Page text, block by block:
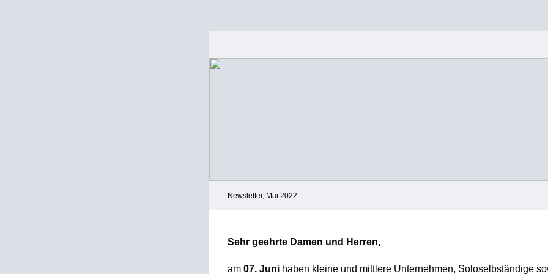
Newsletter, Mai 2022
Sehr geehrte Damen und Herren,
am 07. Juni haben kleine und mittlere Unternehmen, Soloselbständige